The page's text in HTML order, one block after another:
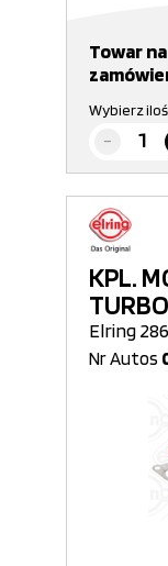
Towar na
Wybierz
KPL.
Elring
Nr Autos